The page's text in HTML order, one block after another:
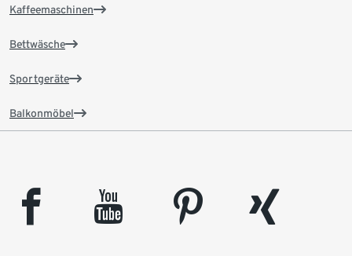
Kaffeemaschinen
Bettwäsche
Sportgeräte
Balkonmöbel
facebook youtube pinterest
xing